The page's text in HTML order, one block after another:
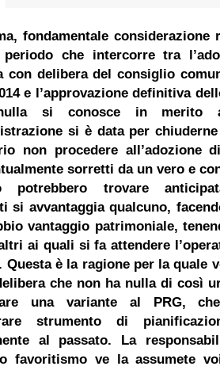
fondamentale
che intercorre tra
con delibera del consiglio
e l’approvazione definitiva
si conosce in merito
si è data per
non procedere all’adozione
sorretti da un vero e
potrebbero trovare
si avvantaggia qualcuno,
vantaggio patrimoniale,
ai quali si fa attendere
Questa è la ragione per la quale
che non ha nulla di così
una variante al PRG,
strumento di
al passato.
La
favoritismo ve la assumete